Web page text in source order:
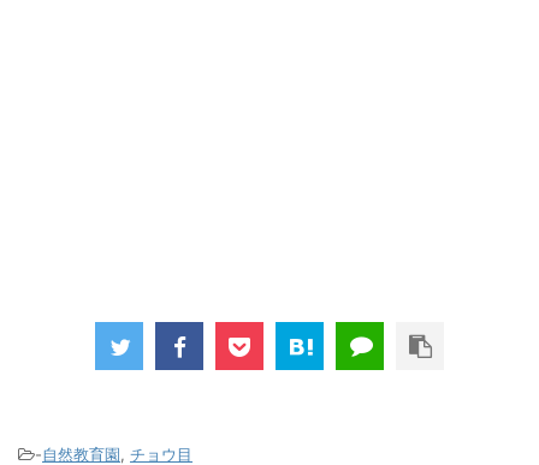
-自然教育園, チョウ目